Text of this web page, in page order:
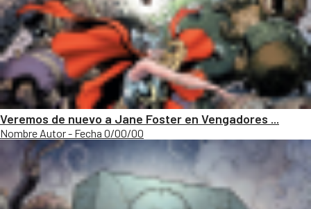
Veremos de nuevo a Jane Foster en Vengadores ...
Nombre Autor - Fecha 0/00/00